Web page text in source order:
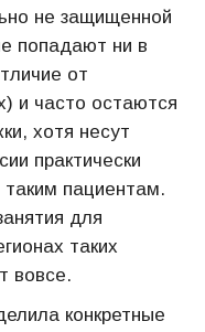
не защищенной
попадают ни в
от
и часто остаются
хотя несут
практически
пациентам.
для
таких
вовсе.
конкретные